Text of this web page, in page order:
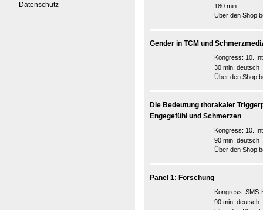
Datenschutz
180 min
Über den Shop
Gender in TCM und
Kongress: 10.
30 min, deutsch
Über den Shop
Die Bedeutung thorakaler
Engegefühl und Schmerzen
Kongress: 10.
90 min, deutsch
Über den Shop
Panel 1: Forschung
Kongress: SMS-
90 min, deutsch